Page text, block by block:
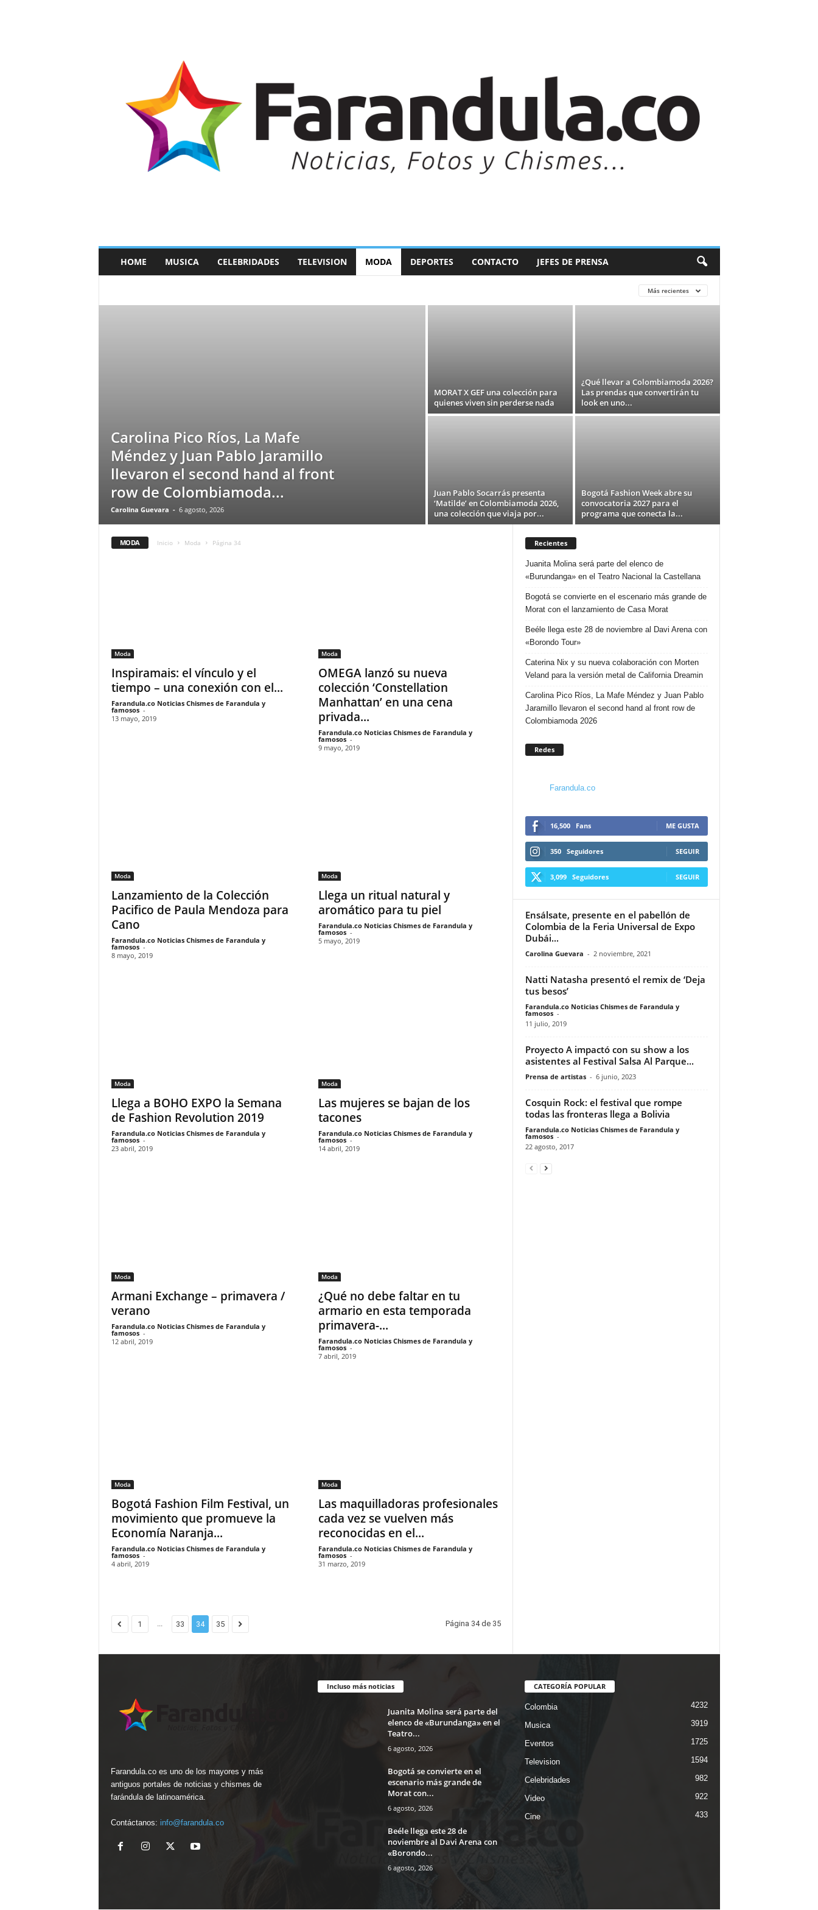
a
a
HOME MUSICA CELEBRIDADES TELEVISION MODA DEPORTES CONTACTO JEFES DE PRENSA
Más recientes
Carolina Pico Ríos, La Mafe
Méndez y Juan Pablo Jaramillo
llevaron el second hand al front
row de Colombiamoda...
Carolina Guevara - 6 agosto, 2026
MORAT X GEF una colección para
quienes viven sin perderse nada
¿Qué llevar a Colombiamoda 2026?
Las prendas que convertirán tu
look en uno...
Juan Pablo Socarrás presenta
‘Matilde’ en Colombiamoda 2026,
una colección que viaja por...
Bogotá Fashion Week abre su
convocatoria 2027 para el
programa que conecta la...
MODA Inicio Moda Página 34
Moda
Inspiramais: el vínculo y el
tiempo – una conexión con el...
Farandula.co Noticias Chismes de Farandula y
famosos -
13 mayo, 2019
Moda
OMEGA lanzó su nueva
colección ‘Constellation
Manhattan’ en una cena
privada...
Farandula.co Noticias Chismes de Farandula y
famosos -
9 mayo, 2019
Moda
Lanzamiento de la Colección
Pacifico de Paula Mendoza para
Cano
Farandula.co Noticias Chismes de Farandula y
famosos -
8 mayo, 2019
Moda
Llega un ritual natural y
aromático para tu piel
Farandula.co Noticias Chismes de Farandula y
famosos -
5 mayo, 2019
Moda
Llega a BOHO EXPO la Semana
de Fashion Revolution 2019
Farandula.co Noticias Chismes de Farandula y
famosos -
23 abril, 2019
Moda
Las mujeres se bajan de los
tacones
Farandula.co Noticias Chismes de Farandula y
famosos -
14 abril, 2019
Moda
Armani Exchange – primavera /
verano
Farandula.co Noticias Chismes de Farandula y
famosos -
12 abril, 2019
Moda
¿Qué no debe faltar en tu
armario en esta temporada
primavera-...
Farandula.co Noticias Chismes de Farandula y
famosos -
7 abril, 2019
Moda
Bogotá Fashion Film Festival, un
movimiento que promueve la
Economía Naranja...
Farandula.co Noticias Chismes de Farandula y
famosos -
4 abril, 2019
Moda
Las maquilladoras profesionales
cada vez se vuelven más
reconocidas en el...
Farandula.co Noticias Chismes de Farandula y
famosos -
31 marzo, 2019
1 ... 33 34 35 Página 34 de 35
Recientes
Juanita Molina será parte del elenco de
«Burundanga» en el Teatro Nacional la Castellana
Bogotá se convierte en el escenario más grande de
Morat con el lanzamiento de Casa Morat
Beéle llega este 28 de noviembre al Davi Arena con
«Borondo Tour»
Caterina Nix y su nueva colaboración con Morten
Veland para la versión metal de California Dreamin
Carolina Pico Ríos, La Mafe Méndez y Juan Pablo
Jaramillo llevaron el second hand al front row de
Colombiamoda 2026
Redes
Farandula.co
16,500 Fans ME GUSTA
350 Seguidores SEGUIR
3,099 Seguidores SEGUIR
Ensálsate, presente en el pabellón de
Colombia de la Feria Universal de Expo
Dubái...
Carolina Guevara - 2 noviembre, 2021
Natti Natasha presentó el remix de ‘Deja
tus besos’
Farandula.co Noticias Chismes de Farandula y
famosos -
11 julio, 2019
Proyecto A impactó con su show a los
asistentes al Festival Salsa Al Parque...
Prensa de artistas - 6 junio, 2023
Cosquin Rock: el festival que rompe
todas las fronteras llega a Bolivia
Farandula.co Noticias Chismes de Farandula y
famosos -
22 agosto, 2017
Farandula.co es uno de los mayores y más
antiguos portales de noticias y chismes de
farándula de latinoamérica.
Contáctanos: info@farandula.co
Incluso más noticias
Juanita Molina será parte del
elenco de «Burundanga» en el
Teatro...
6 agosto, 2026
Bogotá se convierte en el
escenario más grande de
Morat con...
6 agosto, 2026
Beéle llega este 28 de
noviembre al Davi Arena con
«Borondo...
6 agosto, 2026
CATEGORÍA POPULAR
Colombia 4232
Musica 3919
Eventos 1725
Television 1594
Celebridades 982
Video 922
Cine 433